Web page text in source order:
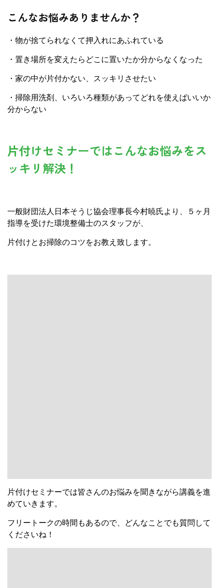
こんなお悩みありませんか？
・物が捨てられなくて押入れにあふれている
・置き場所を変えたらどこに置いたか分からなくなった
・家の中が片付かない、スッキリさせたい
・掃除用洗剤、いろいろ種類があってどれを使えばいいか
分からない
片付けセミナーではこんなお悩みをス
ッキリ解決！
一般財団法人日本そうじ協会理事長今村暁氏より、５ヶ月
指導を受けた環境整備士のスタッフが、
片付けとお掃除のコツをお教え致します。
片付けセミナーでは皆さんのお悩みを聞きながら講義を進
めていきます。
フリートークの時間もあるので、どんなことでも質問して
くださいね！